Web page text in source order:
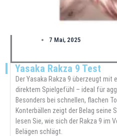
7 Mai, 2025
Yasaka Rakza 9 Test
Der Yasaka Rakza 9 überzeugt mit
direktem Spielgefühl – ideal für
Besonders bei schnellen, flachen
Konterbällen zeigt der Belag seine
lesen Sie, wie sich der Rakza 9 im
Belägen schlägt.